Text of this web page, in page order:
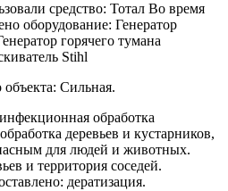
средство: Тотал Во время
оборудование: Генератор
горячего тумана
Stihl
Сильная.
обработка
деревьев и кустарников,
для людей и животных.
и территория соседей.
дератизация.